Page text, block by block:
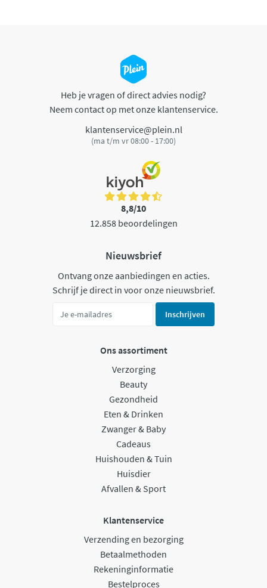
Heb je vragen of direct advies nodig?
Neem contact op met onze klantenservice.
klantenservice@plein.nl
(ma t/m vr 08:00 - 17:00)
8,8/10
12.858 beoordelingen
Nieuwsbrief
Ontvang onze aanbiedingen en acties.
Schrijf je direct in voor onze nieuwsbrief.
Inschrijven
Ons assortiment
Verzorging
Beauty
Gezondheid
Eten & Drinken
Zwanger & Baby
Cadeaus
Huishouden & Tuin
Huisdier
Afvallen & Sport
Klantenservice
Verzending en bezorging
Betaalmethoden
Rekeninginformatie
Bestelproces